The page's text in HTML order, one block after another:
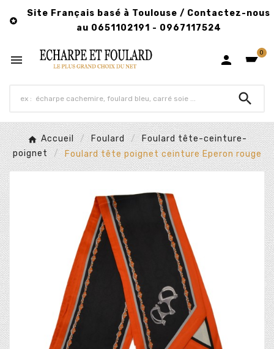

Site Français basé à Toulouse / Contactez-nous
au 0651102191 - 0967117524
  0

Accueil Foulard
Foulard tête-ceinture-
poignet
Foulard tête poignet ceinture Eperon rouge